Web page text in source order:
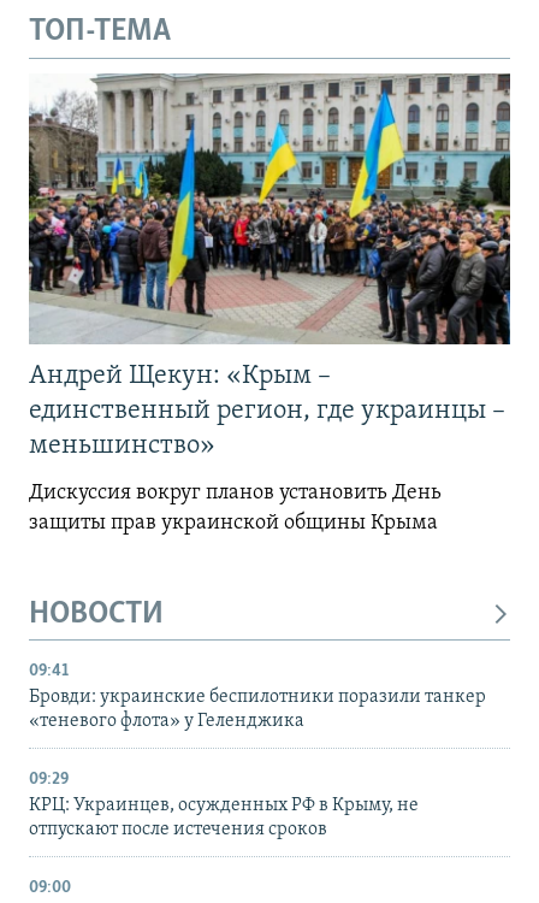
ТОП-ТЕМА
Андрей Щекун: «Крым –
единственный регион, где украинцы –
меньшинство»
Дискуссия вокруг планов установить День
защиты прав украинской общины Крыма
НОВОСТИ
09:41
Бровди: украинские беспилотники поразили танкер
«теневого флота» у Геленджика
09:29
КРЦ: Украинцев, осужденных РФ в Крыму, не
отпускают после истечения сроков
09:00